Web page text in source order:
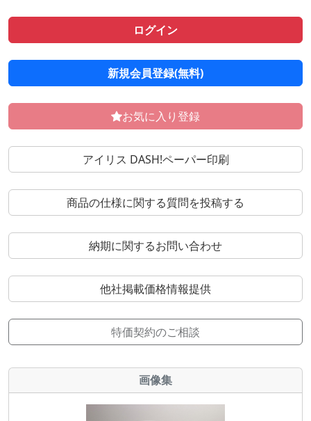
ログイン
新規会員登録(無料)
お気に入り登録
アイリス DASH!ペーパー印刷
商品の仕様に関する質問を投稿する
納期に関するお問い合わせ
他社掲載価格情報提供
特価契約のご相談
画像集